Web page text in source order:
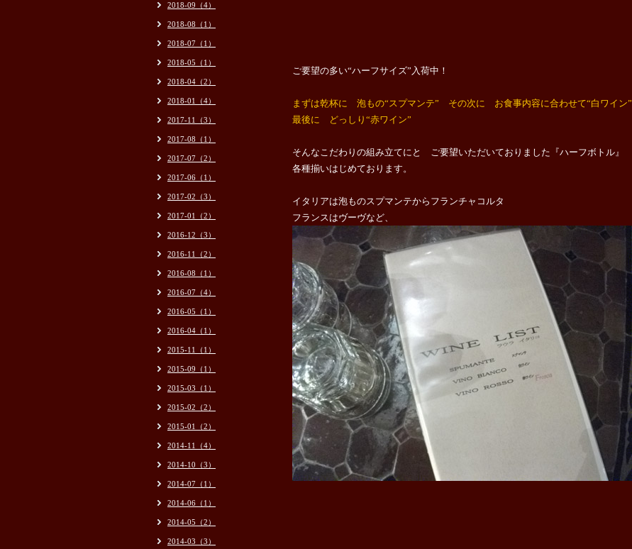
ご要望の多い“ハーフサイズ”入荷中！
まずは乾杯に 泡もの“スプマンテ” その次に お食事内容に合わせて“白ワイン”
最後に どっしり“赤ワイン”
そんなこだわりの組み立てにと ご要望いただいておりました『ハーフボトル』
各種揃いはじめております。
イタリアは泡ものスプマンテからフランチャコルタ
フランスはヴーヴなど、
2018-09（4）
2018-08（1）
2018-07（1）
2018-05（1）
2018-04（2）
2018-01（4）
2017-11（3）
2017-08（1）
2017-07（2）
2017-06（1）
2017-02（3）
2017-01（2）
2016-12（3）
2016-11（2）
2016-08（1）
2016-07（4）
2016-05（1）
2016-04（1）
2015-11（1）
2015-09（1）
2015-03（1）
2015-02（2）
2015-01（2）
2014-11（4）
2014-10（3）
2014-07（1）
2014-06（1）
2014-05（2）
2014-03（3）